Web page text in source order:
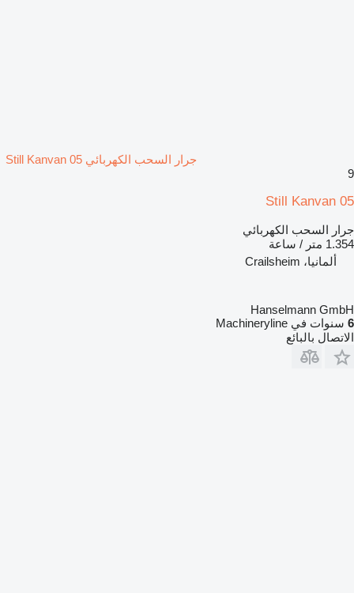
جرار السحب الكهربائي Still Kanvan 05
9
Still Kanvan 05
جرار السحب الكهربائي
1.354 متر / ساعة
ألمانيا، Crailsheim
Hanselmann GmbH
6 سنوات في Machineryline
الاتصال بالبائع